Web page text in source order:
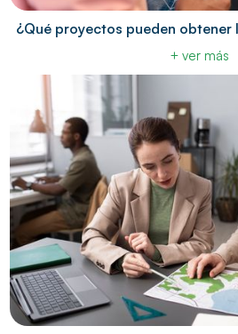
¿Qué proyectos pueden obtener
+ ver más